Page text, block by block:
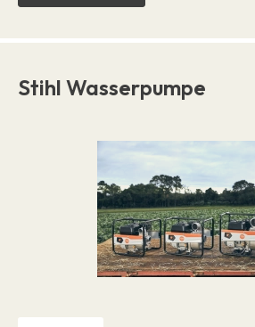
Stihl Wasserpumpe